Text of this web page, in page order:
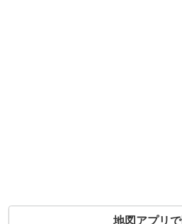
地図アプリで